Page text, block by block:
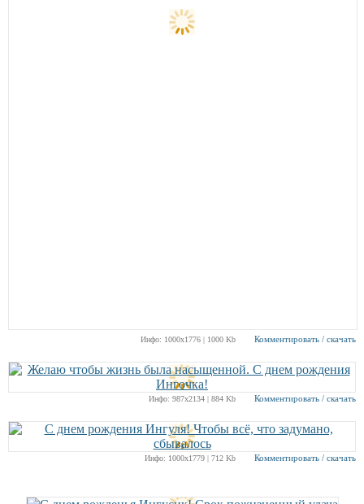
Инфо: 1000х1776 | 1000 Kb Комментировать / скачать
Инфо: 987х2134 | 884 Kb Комментировать / скачать
Инфо: 1000х1779 | 712 Kb Комментировать / скачать